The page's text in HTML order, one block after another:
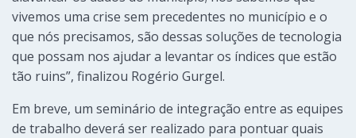
vivemos uma crise sem precedentes no município e o
que nós precisamos, são dessas soluções de tecnologia
que possam nos ajudar a levantar os índices que estão
tão ruins”, finalizou Rogério Gurgel.
Em breve, um seminário de integração entre as equipes
de trabalho deverá ser realizado para pontuar quais